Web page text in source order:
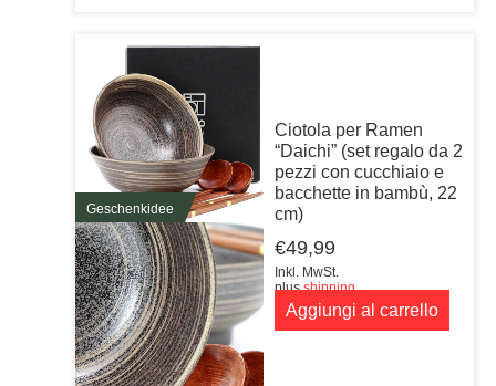
Geschenkidee
Ciotola per Ramen
“Daichi” (set regalo da 2
pezzi con cucchiaio e
bacchette in bambù, 22
cm)
€49,99
Inkl. MwSt.
plusshipping
Aggiungi al carrello